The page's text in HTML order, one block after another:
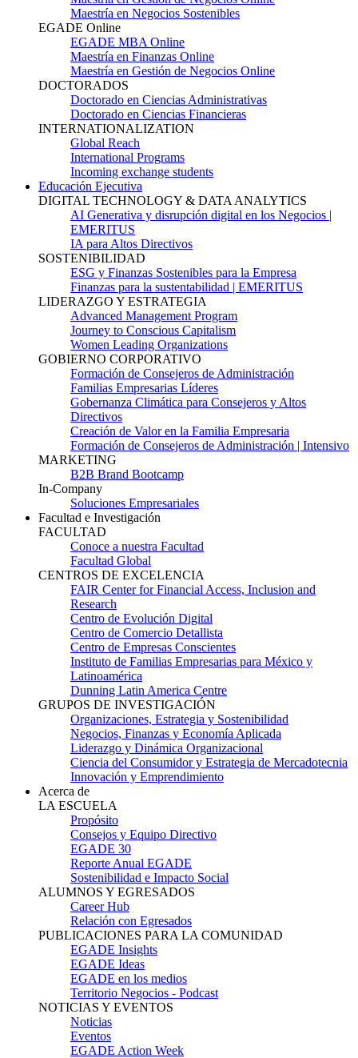
Maestría en Negocios Sostenibles
EGADE Online
EGADE MBA Online
Maestría en Finanzas Online
Maestría en Gestión de Negocios Online
DOCTORADOS
Doctorado en Ciencias Administrativas
Doctorado en Ciencias Financieras
INTERNATIONALIZATION
Global Reach
International Programs
Incoming exchange students
Educación Ejecutiva
DIGITAL TECHNOLOGY & DATA ANALYTICS
AI Generativa y disrupción digital en los Negocios |
EMERITUS
IA para Altos Directivos
SOSTENIBILIDAD
ESG y Finanzas Sostenibles para la Empresa
Finanzas para la sustentabilidad | EMERITUS
LIDERAZGO Y ESTRATEGIA
Advanced Management Program
Journey to Conscious Capitalism
Women Leading Organizations
GOBIERNO CORPORATIVO
Formación de Consejeros de Administración
Familias Empresarias Líderes
Gobernanza Climática para Consejeros y Altos
Directivos
Creación de Valor en la Familia Empresaria
Formación de Consejeros de Administración | Intensivo
MARKETING
B2B Brand Bootcamp
In-Company
Soluciones Empresariales
Facultad e Investigación
FACULTAD
Conoce a nuestra Facultad
Facultad Global
CENTROS DE EXCELENCIA
FAIR Center for Financial Access, Inclusion and
Research
Centro de Evolución Digital
Centro de Comercio Detallista
Centro de Empresas Conscientes
Instituto de Familias Empresarias para México y
Latinoamérica
Dunning Latin America Centre
GRUPOS DE INVESTIGACIÓN
Organizaciones, Estrategia y Sostenibilidad
Negocios, Finanzas y Economía Aplicada
Liderazgo y Dinámica Organizacional
Ciencia del Consumidor y Estrategia de Mercadotecnia
Innovación y Emprendimiento
Acerca de
LA ESCUELA
Propósito
Consejos y Equipo Directivo
EGADE 30
Reporte Anual EGADE
Sostenibilidad e Impacto Social
ALUMNOS Y EGRESADOS
Career Hub
Relación con Egresados
PUBLICACIONES PARA LA COMUNIDAD
EGADE Insights
EGADE Ideas
EGADE en los medios
Territorio Negocios - Podcast
NOTICIAS Y EVENTOS
Noticias
Eventos
EGADE Action Week